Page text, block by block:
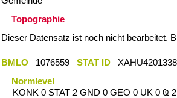
Topographie
Dieser Datensatz ist noch nicht bearbeitet.
BMLO 1076559 STAT ID
Normlevel
KONK 0 STAT 2 GND 0 GEO 0 UK 0 Ҩ 2